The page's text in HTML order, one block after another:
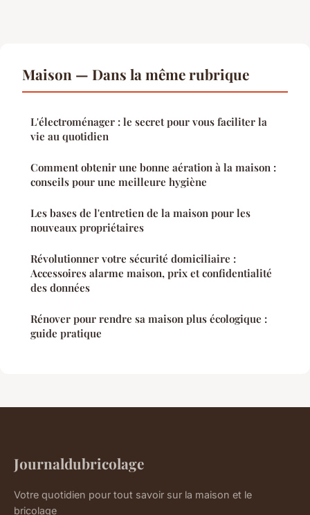
Maison — Dans la même rubrique
L'électroménager : le secret pour vous faciliter la
vie au quotidien
Comment obtenir une bonne aération à la maison :
conseils pour une meilleure hygiène
Les bases de l'entretien de la maison pour les
nouveaux propriétaires
Révolutionner votre sécurité domiciliaire :
Accessoires alarme maison, prix et confidentialité
des données
Rénover pour rendre sa maison plus écologique :
guide pratique
Journaldubricolage
Votre quotidien pour tout savoir sur la maison et le
bricolage